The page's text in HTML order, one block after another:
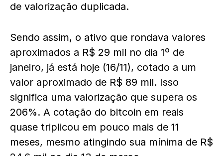
de valorização duplicada.
Sendo assim, o ativo que rondava valores
aproximados a R$ 29 mil no dia 1º de
janeiro, já está hoje (16/11), cotado a um
valor aproximado de R$ 89 mil. Isso
significa uma valorização que supera os
206%. A cotação do bitcoin em reais
quase triplicou em pouco mais de 11
meses, mesmo atingindo sua mínima de R$